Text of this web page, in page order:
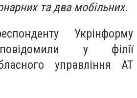
та два мобільних.
Укрінформу
у філії
управління АТ